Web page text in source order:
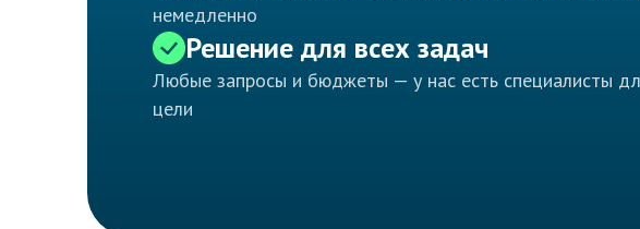
немедленно
Решение для всех задач
Любые запросы и бюджеты — у нас есть специалисты
цели